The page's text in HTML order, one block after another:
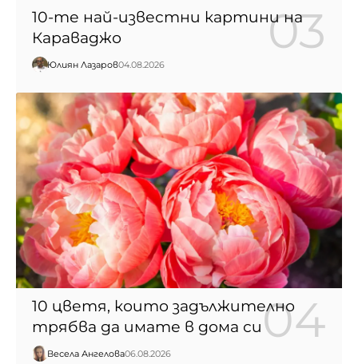
10-те най-известни картини на
Караваджо
Юлиян Лазаров04.08.2026
10 цветя, които задължително
трябва да имате в дома си
Весела Ангелова06.08.2026